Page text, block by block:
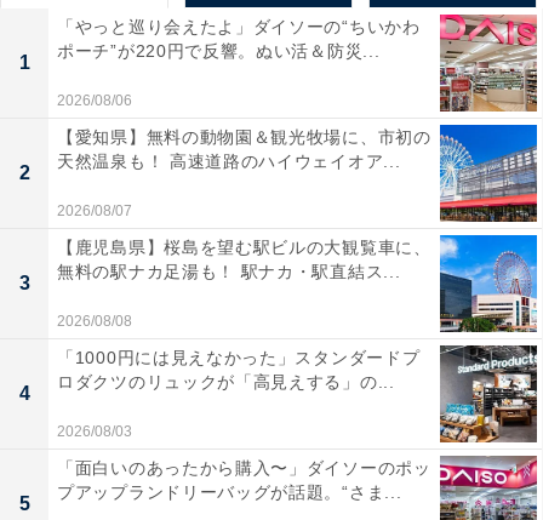
1
「やっと巡り会えたよ」ダイソーの“ちいかわ
ポーチ”が220円で反響。ぬい活＆防災...
2026/08/06
2
【愛知県】無料の動物園＆観光牧場に、市初の
天然温泉も！ 高速道路のハイウェイオア...
2026/08/07
3
【鹿児島県】桜島を望む駅ビルの大観覧車に、
無料の駅ナカ足湯も！ 駅ナカ・駅直結ス...
2026/08/08
4
「1000円には見えなかった」スタンダードプ
ロダクツのリュックが「高見えする」の...
2026/08/03
5
「面白いのあったから購入〜」ダイソーのポッ
プアップランドリーバッグが話題。“さま...